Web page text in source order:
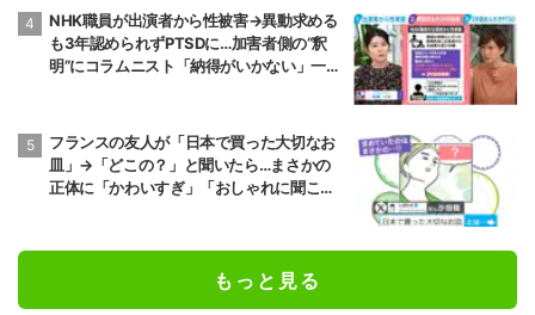
NHK職員が出演者から性被害→異動求める
も3年認められずPTSDに…加害者側の“釈
明”にコラムニスト「納得がいかない」一方
フランスの友人が「日本で買った大切なお
皿」→「どこの？」と聞いたら…まさかの
正体に「かわいすぎ」「おしゃれに聞こえ
もっと見る